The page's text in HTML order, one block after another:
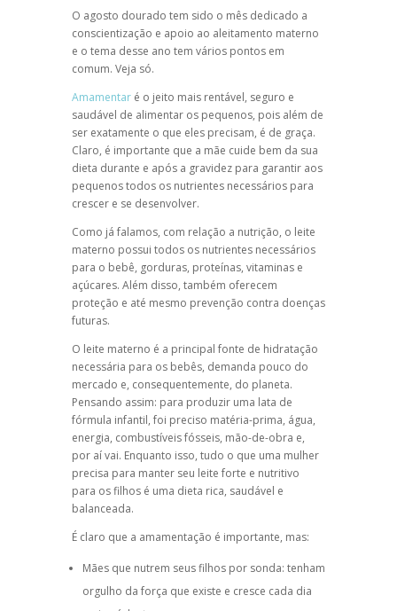
O agosto dourado tem sido o mês dedicado a
conscientização e apoio ao aleitamento materno
e o tema desse ano tem vários pontos em
comum. Veja só.
Amamentaré o jeito mais rentável, seguro e
saudável de alimentar os pequenos, pois além de
ser exatamente o que eles precisam, é de graça.
Claro, é importante que a mãe cuide bem da sua
dieta durante e após a gravidez para garantir aos
pequenos todos os nutrientes necessários para
crescer e se desenvolver.
Como já falamos, com relação a nutrição, o leite
materno possui todos os nutrientes necessários
para o bebê, gorduras, proteínas, vitaminas e
açúcares. Além disso, também oferecem
proteção e até mesmo prevenção contra doenças
futuras.
O leite materno é a principal fonte de hidratação
necessária para os bebês, demanda pouco do
mercado e, consequentemente, do planeta.
Pensando assim: para produzir uma lata de
fórmula infantil, foi preciso matéria-prima, água,
energia, combustíveis fósseis, mão-de-obra e,
por aí vai. Enquanto isso, tudo o que uma mulher
precisa para manter seu leite forte e nutritivo
para os filhos é uma dieta rica, saudável e
balanceada.
É claro que a amamentação é importante, mas:
Mães que nutrem seus filhos por sonda: tenham
orgulho da força que existe e cresce cada dia